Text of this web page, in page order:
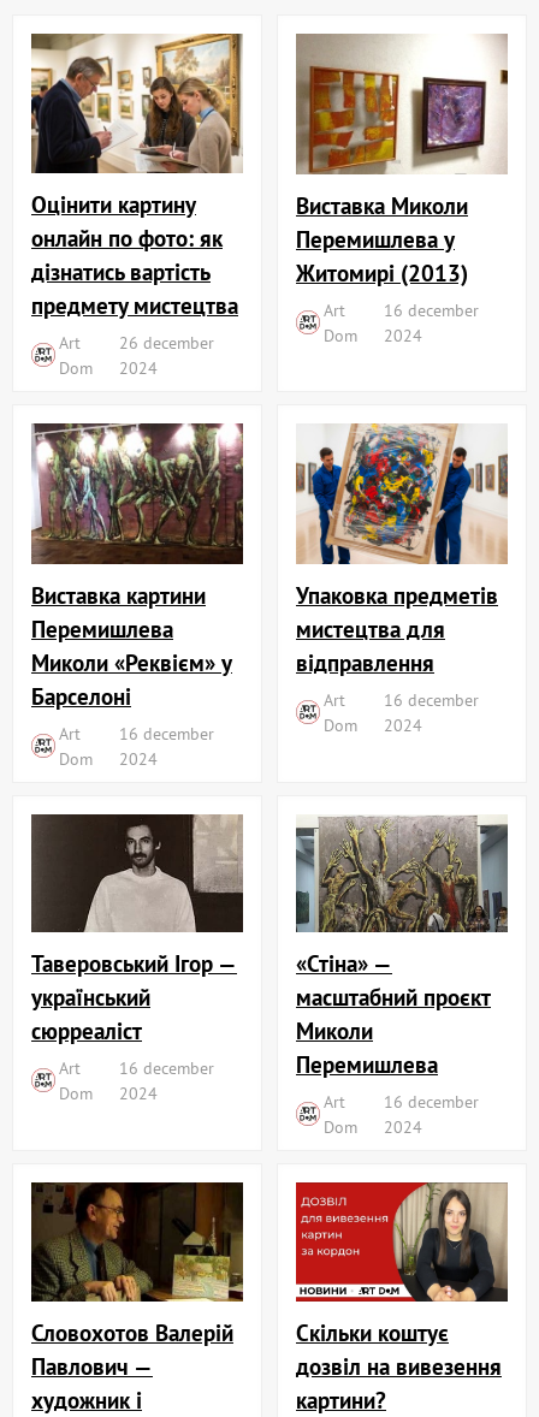
Оцінити картину
онлайн по фото: як
дізнатись вартість
предмету мистецтва
Art
Dom
26 december
2024
Виставка Миколи
Перемишлева у
Житомирі (2013)
Art
Dom
16 december
2024
Виставка картини
Перемишлева
Миколи «Реквієм» у
Барселоні
Art
Dom
16 december
2024
Упаковка предметів
мистецтва для
відправлення
Art
Dom
16 december
2024
Таверовський Ігор —
український
сюрреаліст
Art
Dom
16 december
2024
«Стіна» —
масштабний проєкт
Миколи
Перемишлева
Art
Dom
16 december
2024
Словохотов Валерій
Павлович —
художник і
Скільки коштує
дозвіл на вивезення
картини?